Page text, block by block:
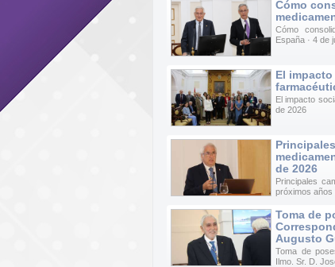
Cómo
Cómo
España · 4 de
El
El impacto
de 2026
de 2026
Principales
próximos años
Toma de
Augusto
Toma de
Ilmo. Sr. D.